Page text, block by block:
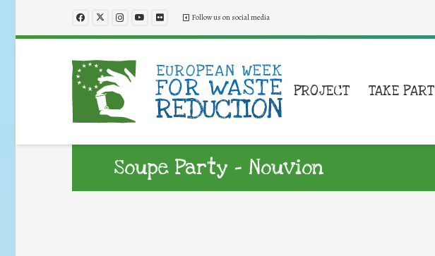
Follow us on social media
PROJECT TAKE PART
Soupe Party – Nouvion